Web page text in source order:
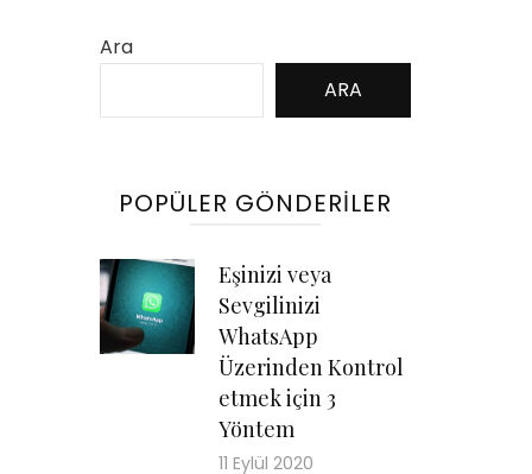
Ara
ARA
POPÜLER GÖNDERILER
Eşinizi veya
Sevgilinizi
WhatsApp
Üzerinden Kontrol
etmek için 3
Yöntem
11 Eylül 2020